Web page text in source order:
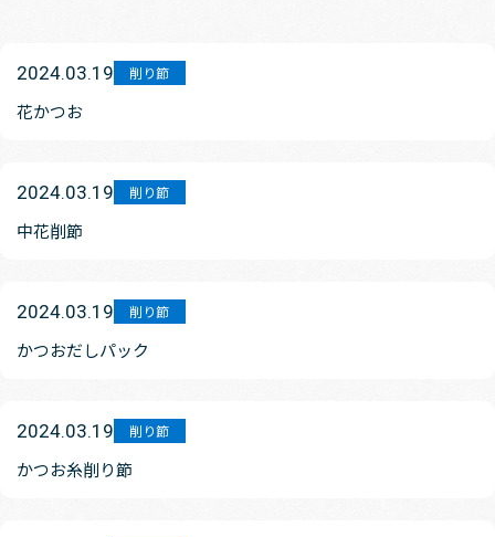
2024.03.19 削り節
花かつお
2024.03.19 削り節
中花削節
2024.03.19 削り節
かつおだしパック
2024.03.19 削り節
かつお糸削り節